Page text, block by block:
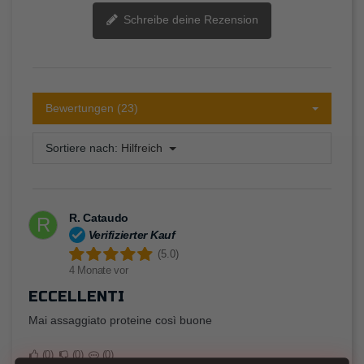
Schreibe deine Rezension
Bewertungen (23)
Sortiere nach: Hilfreich
R
R. Cataudo
Verifizierter Kauf
(5.0)
4 Monate vor
ECCELLENTI
Mai assaggiato proteine così buone
0 0 0